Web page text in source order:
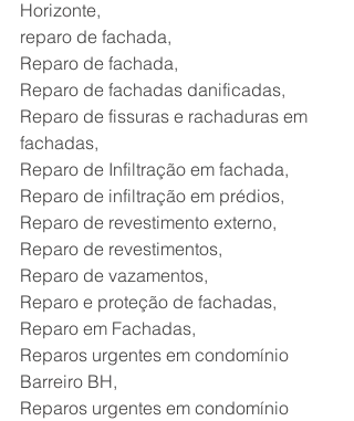
Horizonte,
reparo de fachada,
Reparo de fachada,
Reparo de fachadas danificadas,
Reparo de fissuras e rachaduras em
fachadas,
Reparo de Infiltração em fachada,
Reparo de infiltração em prédios,
Reparo de revestimento externo,
Reparo de revestimentos,
Reparo de vazamentos,
Reparo e proteção de fachadas,
Reparo em Fachadas,
Reparos urgentes em condomínio
Barreiro BH,
Reparos urgentes em condomínio